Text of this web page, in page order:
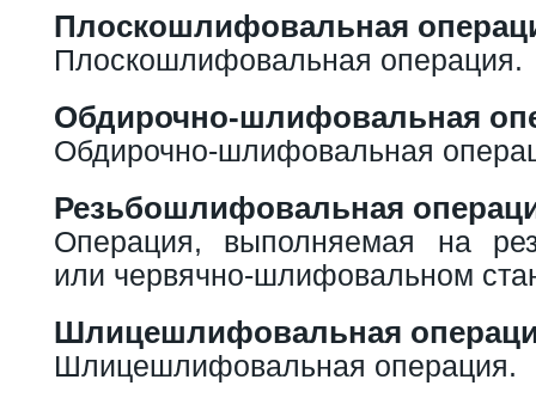
Плоскошлифовальная
Плоскошлифовальная операция.
Обдирочно-шлифовальная
Обдирочно-шлифовальная
Резьбошлифовальная
Операция, выполняемая на
или червячно-шлифовальном
Шлицешлифовальная
Шлицешлифовальная операция.